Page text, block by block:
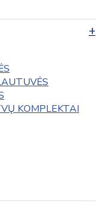
KOMPLEKTAI